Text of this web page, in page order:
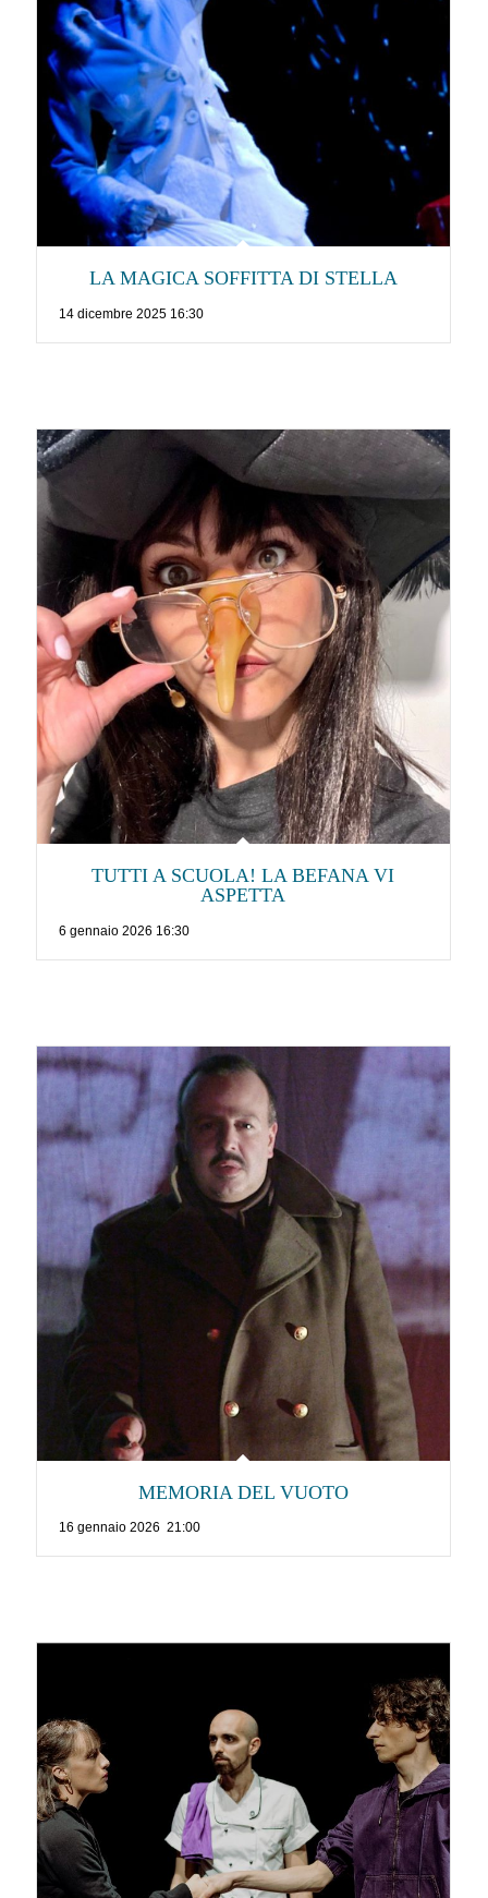
LA MAGICA SOFFITTA DI STELLA
14 dicembre 2025 16:30
TUTTI A SCUOLA! LA BEFANA VI
ASPETTA
6 gennaio 2026 16:30
MEMORIA DEL VUOTO
16 gennaio 2026 21:00